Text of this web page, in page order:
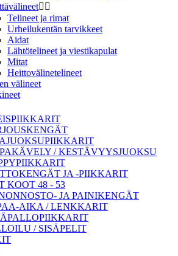
 
Telineet ja rimat
Urheilukentän tarvikkeet
Aidat
Lähtötelineet ja viestikapulat
Mitat
Heittovälinetelineet
välineet
/ KESTÄVYYSJUOKSU
JA -PIIKKARIT
KOOT 48 - 53
JA PAINIKENGÄT
AIKA / LENKKARIT
/ SISÄPELIT